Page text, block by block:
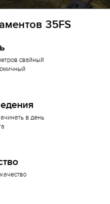
35FS
свайный
в день